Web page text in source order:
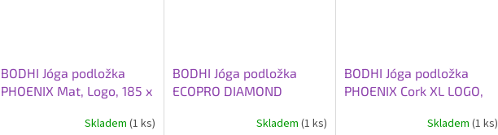
BODHI Jóga podložka
PHOENIX Mat, Logo, 185 x
Skladem (1 ks)
BODHI Jóga podložka
ECOPRO DIAMOND
cm, šedá tmaváSkladem (1 ks)
BODHI Jóga podložka
PHOENIX Cork XL LOGO,
Skladem(1 ks)